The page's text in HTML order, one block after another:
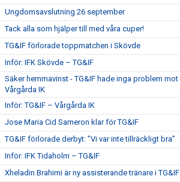
Ungdomsavslutning 26 september
Tack alla som hjälper till med våra cuper!
TG&IF förlorade toppmatchen i Skövde
Inför: IFK Skövde – TG&IF
Säker hemmavinst - TG&IF hade inga problem mot
Vårgårda IK
Inför: TG&IF – Vårgårda IK
Jose Maria Cid Sameron klar för TG&IF
TG&IF förlorade derbyt: ”Vi var inte tillräckligt bra”
Inför: IFK Tidaholm – TG&IF
Xheladin Brahimi är ny assisterande tränare i TG&IF